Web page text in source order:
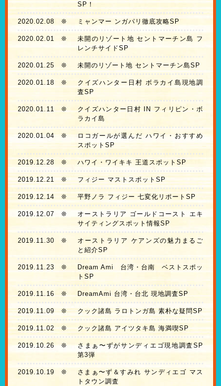
SP！
2020.02.08 ❊ ミャンマー ンガパリ徹底攻略SP
2020.02.01 ❊
未開のリゾート地 セントマーチン島 フ
レンチサイドSP
2020.01.25 ❊ 未開のリゾート地 セントマーチン島SP
2020.01.18 ❊
クイズハンター日村 ボラカイ島現地調
査SP
2020.01.11❊
クイズハンター日村 IN フィリピン・ボ
ラカイ島
2020.01.04 ❊
ロコガールが選んだ ハワイ・おすすめ
スポットSP
2019.12.28 ❊ ハワイ・ワイキキ 王道スポットSP
2019.12.21 ❊ フィジー マストスポットSP
2019.12.14 ❊ 平野ノラ フィジー 七変化リポートSP
2019.12.07 ❊
オーストラリア ゴールドコースト エキ
サイティングスポット情報SP
2019.11.30 ❊
オーストラリア ケアンズの魅力まるご
と紹介SP
2019.11.23 ❊
Dream Ami 台湾・台南 ベストスポッ
トSP
2019.11.16 ❊ DreamAmi 台湾・台北 現地調査SP
2019.11.09❊ クック諸島 ラロトンガ島 素朴な疑問SP
2019.11.02❊ クック諸島 アイツタキ島 海満喫SP
2019.10.26❊
さまぁ〜ずがサンディエゴ現地調査SP
第3弾
2019.10.19 ❊
さまぁ〜ず＆すみれ サンディエゴ マス
トタウン調査